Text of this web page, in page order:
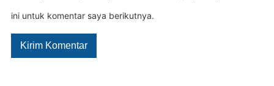
ini untuk komentar saya berikutnya.